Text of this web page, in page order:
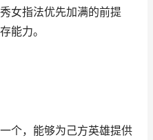
女指法优先加满的前提
能力。
个，能够为己方英雄提供